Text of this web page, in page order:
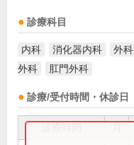
診療科目
内科 消化器内科 外科
外科
肛門外科
診療/受付時間・休診日